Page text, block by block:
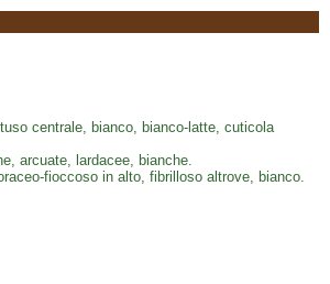
centrale, bianco, bianco-latte, cuticola
arcuate, lardacee, bianche.
fioccoso in alto, fibrilloso altrove, bianco.